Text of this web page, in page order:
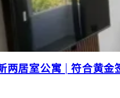
两居室公寓 | 符合黄